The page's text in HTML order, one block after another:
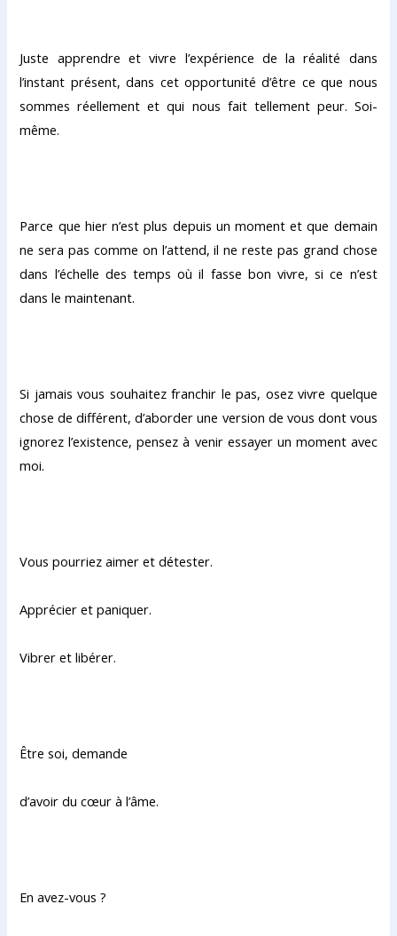
Juste apprendre et vivre l’expérience de la réalité dans
l’instant présent, dans cet opportunité d’être ce que nous
sommes réellement et qui nous fait tellement peur. Soi-
même.
Parce que hier n’est plus depuis un moment et que demain
ne sera pas comme on l’attend, il ne reste pas grand chose
dans l’échelle des temps où il fasse bon vivre, si ce n’est
dans le maintenant.
Si jamais vous souhaitez franchir le pas, osez vivre quelque
chose de différent, d’aborder une version de vous dont vous
ignorez l’existence, pensez à venir essayer un moment avec
moi.
Vous pourriez aimer et détester.
Apprécier et paniquer.
Vibrer et libérer.
Être soi, demande
d’avoir du cœur à l’âme.
En avez-vous ?